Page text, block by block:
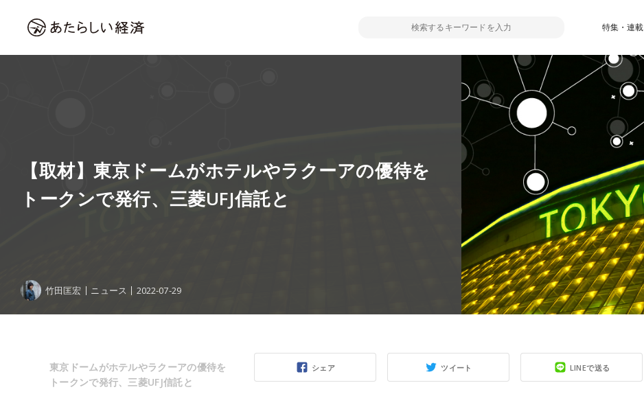
特集・連載
【取材】東京ドームがホテルやラクーアの優待を
トークンで発行、三菱UFJ信託と
竹田匡宏 ニュース 2022-07-29
シェア ツイート LINEで送る
東京ドームがホテルやラクーアの優待を
トークンで発行、三菱UFJ信託と